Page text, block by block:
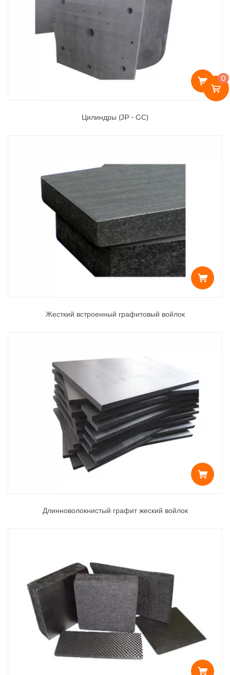
Цилиндры (JP - GC)
Жесткий встроенный графитовый войлок
Длинноволокнистый графит жеский войлок
0